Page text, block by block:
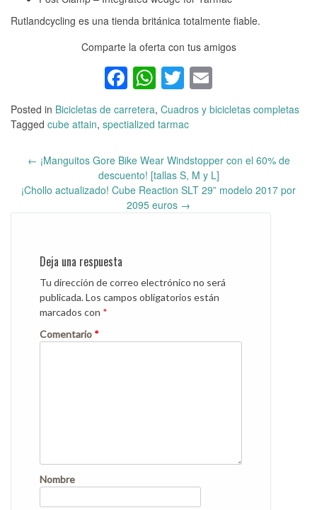
Rutlandcycling es una tienda británica totalmente fiable.
Comparte la oferta con tus amigos
Facebook
WhatsApp
Twitter
Posted in Bicicletas de carretera, Cuadros y bicicletas completas
Tagged cube attain, spectialized tarmac
navigation
← ¡Manguitos Gore Bike Wear Windstopper con el 60% de
descuento! [tallas S, M y L]
¡Chollo actualizado! Cube Reaction SLT 29” modelo 2017 por
2095 euros →
Deja una respuesta
Tu dirección de correo electrónico no será
publicada.Los campos obligatorios están
marcados con *
Comentario *
Nombre